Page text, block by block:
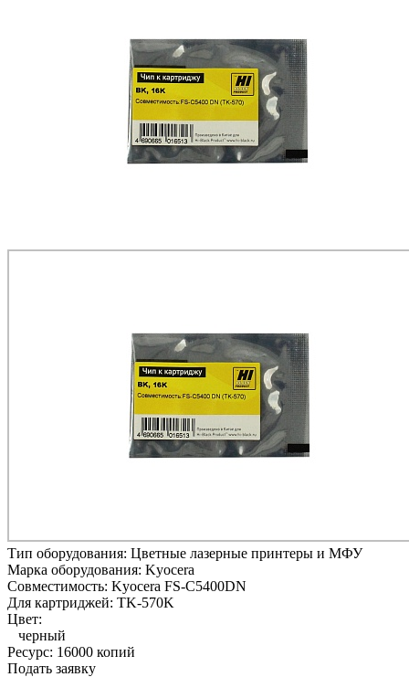
Тип оборудования: Цветные лазерные принтеры и МФУ
Марка оборудования: Kyocera
Совместимость: Kyocera FS-C5400DN
Для картриджей: TK-570K
Цвет:
черный
Ресурс: 16000 копий
Подать заявку